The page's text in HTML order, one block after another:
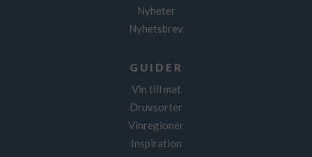
Nyheter
Nyhetsbrev
GUIDER
Vin till mat
Druvsorter
Vinregioner
Inspiration